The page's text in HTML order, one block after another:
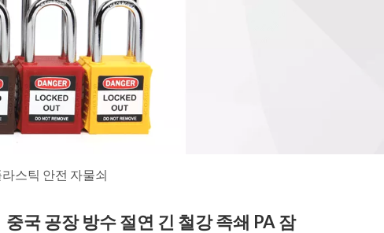
스틱 안전 자물쇠
중국 공장 방수 절연 긴 철강 족쇄 PA 잠